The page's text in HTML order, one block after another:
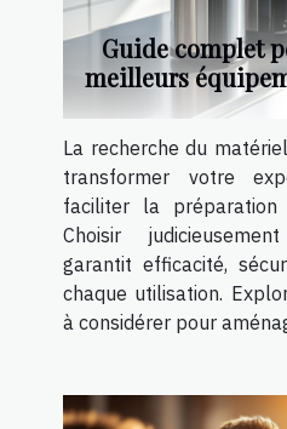
Guide complet
meilleurs
La recherche du
transformer votre
faciliter la préparation
Choisir
garantit efficacité,
chaque utilisation.
à considérer pour